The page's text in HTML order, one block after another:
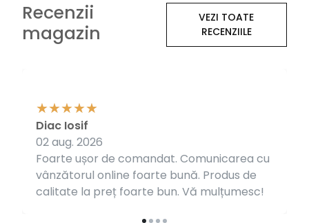
Recenzii
magazin
VEZI TOATE
RECENZIILE
Foarte ușor de comandat. Comunicarea cu
vânzătorul online foarte bună. Produs de
calitate la preț foarte bun. Vă mulțumesc!
Diac Iosif
02 aug. 2026